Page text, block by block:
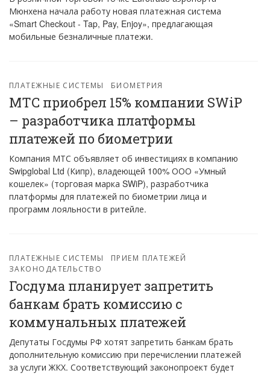
Мюнхена начала работу новая платежная система
«Smart Checkout - Tap, Pay, Enjoy», предлагающая
мобильные безналичные платежи.
ПЛАТЕЖНЫЕ СИСТЕМЫ БИОМЕТРИЯ
МТC приобрел 15% компании SWiP
– разработчика платформы
платежей по биометрии
Компания МТС объявляет об инвестициях в компанию
Swipglobal Ltd (Кипр), владеющей 100% ООО «Умный
кошелек» (торговая марка SWiP), разработчика
платформы для платежей по биометрии лица и
программ лояльности в ритейле.
ПЛАТЕЖНЫЕ СИСТЕМЫ
ПРИЕМ ПЛАТЕЖЕЙ
ЗАКОНОДАТЕЛЬСТВО
Госдума планирует запретить
банкам брать комиссию с
коммунальных платежей
Депутаты Госдумы РФ хотят запретить банкам брать
дополнительную комиссию при перечислении платежей
за услуги ЖКХ. Соответствующий законопроект будет